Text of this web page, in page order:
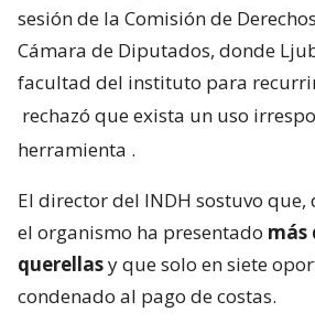
sesión de la Comisión de
Cámara de Diputados, donde
facultad del instituto para
rechazó que exista un uso
herramienta .
El director del INDH sostuvo que,
el organismo ha presentado más
querellasy que solo en siete
condenado al pago de costas.